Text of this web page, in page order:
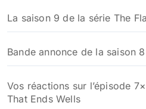
La saison 9 de la série The
Bande annonce de la saison
Vos réactions sur l’épisode
That Ends Wells